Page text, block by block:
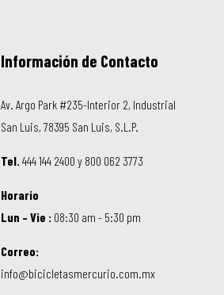
Información de Contacto
Av. Argo Park #235-Interior 2, Industrial
San Luis, 78395 San Luis, S.L.P.
Tel. 444 144 2400 y 800 062 3773
Horario
Lun – Vie : 08:30 am - 5:30 pm
Correo:
info@bicicletasmercurio.com.mx